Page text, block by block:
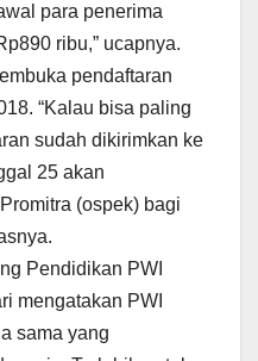
para penerima
ribu,” ucapnya.
pendaftaran
“Kalau bisa paling
sudah dikirimkan ke
25 akan
(ospek) bagi
Pendidikan PWI
mengatakan PWI
sama yang